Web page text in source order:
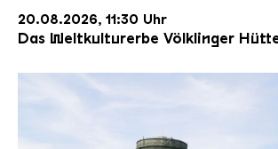
20.08.2026, 11:30 Uhr
Das Weltkulturerbe Völklinger